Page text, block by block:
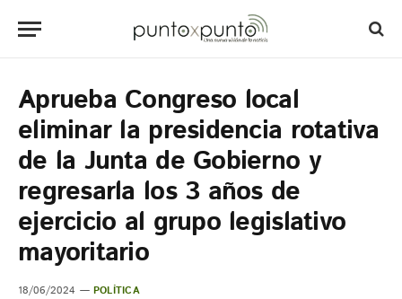
Aprueba Congreso local
eliminar la presidencia rotativa
de la Junta de Gobierno y
regresarla los 3 años de
ejercicio al grupo legislativo
mayoritario
18/06/2024 POLÍTICA